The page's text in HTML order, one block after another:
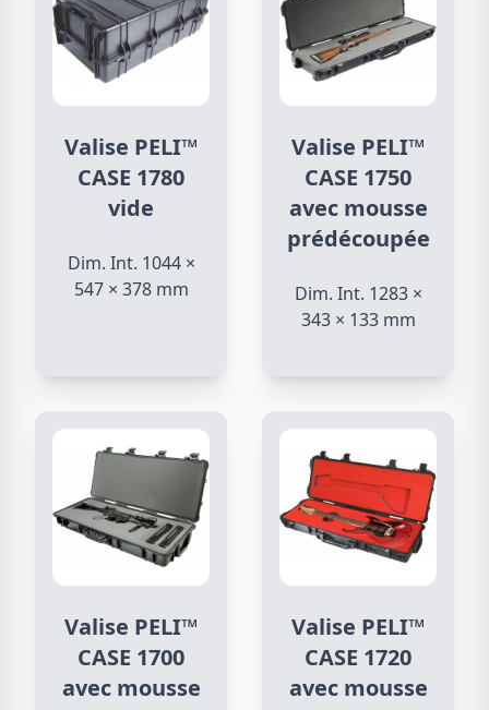
Valise PELI™
CASE 1780
vide
Dim. Int. 1044 ×
547 × 378 mm
Valise PELI™
CASE 1750
avec mousse
prédécoupée
Dim. Int. 1283 ×
343 × 133 mm
Valise PELI™
CASE 1700
avec mousse
Valise PELI™
CASE 1720
avec mousse